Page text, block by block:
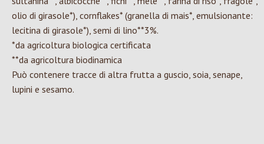
olio di girasole*), cornflakes* (granella di mais*, emulsionante:
lecitina di girasole*), semi di lino**3%.
*da agricoltura biologica certificata
**da agricoltura biodinamica
Può contenere tracce di altra frutta a guscio, soia, senape,
lupini e sesamo.